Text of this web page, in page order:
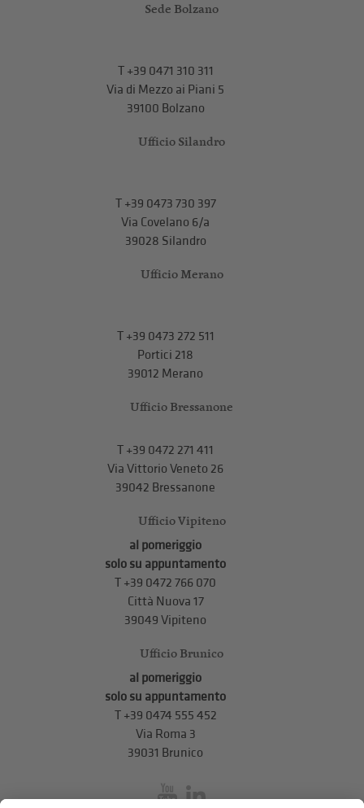
Sede Bolzano
T+39 0471 310 311
Via di Mezzo ai Piani 5
39100 Bolzano
Ufficio Silandro
T+39 0473 730 397
Via Covelano 6/a
39028 Silandro
Ufficio Merano
T+39 0473 272 511
Portici 218
39012 Merano
Ufficio Bressanone
T +39 0472 271 411
Via Vittorio Veneto 26
39042 Bressanone
Ufficio Vipiteno
al pomeriggio
solo su appuntamento
T +39 0472 766 070
Città Nuova 17
39049 Vipiteno
Ufficio Brunico
al pomeriggio
solo su appuntamento
T+39 0474 555 452
Via Roma 3
39031 Brunico